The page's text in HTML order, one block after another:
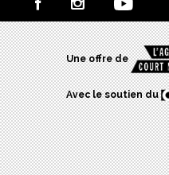
Une offre de
Avec le soutien du